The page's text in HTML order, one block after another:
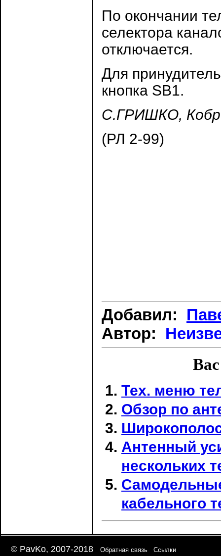
По окончании
селектора
отключается.
Для
кнопка SB1.
С.ГРИШКО,
(РЛ 2-99)
Добавил:
Автор:
Тех. меню
Обзор по
Антенный
нескольких
кабельного
© PavKo, 2007-2018 Обратная связь Ссылки